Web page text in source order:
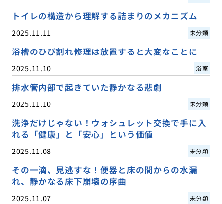
トイレの構造から理解する詰まりのメカニズム
2025.11.11 未分類
浴槽のひび割れ修理は放置すると大変なことに
2025.11.10 浴室
排水管内部で起きていた静かなる悲劇
2025.11.10 未分類
洗浄だけじゃない！ウォシュレット交換で手に入
れる「健康」と「安心」という価値
2025.11.08 未分類
その一滴、見逃すな！便器と床の間からの水漏
れ、静かなる床下崩壊の序曲
2025.11.07 未分類